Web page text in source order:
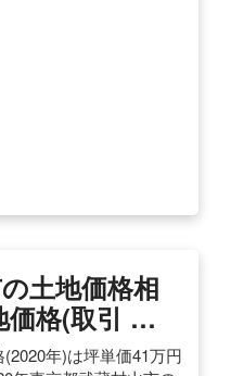
土地価格相
価格(取引 …
年)は坪単価41万円